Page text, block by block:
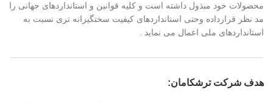
محصولات خود مبذول داشته است و کلیه قوانین و استانداردهای جهانی را
مد نظر قرارداده وحتی استانداردهای کیفیت سختگیرانه تری نسبت به
استانداردهای ملی اعمال می نماید .
هدف شرکت ترشکامان: